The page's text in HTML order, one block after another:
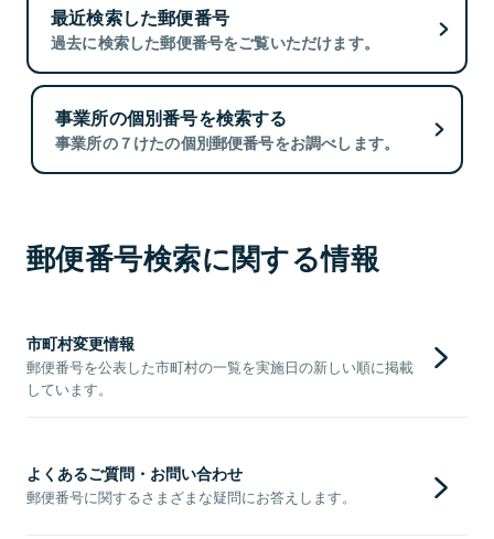
最近検索した郵便番号
過去に検索した郵便番号をご覧いただけます。
事業所の個別番号を検索する
事業所の７けたの個別郵便番号をお調べします。
郵便番号検索に関する情報
市町村変更情報
郵便番号を公表した市町村の一覧を実施日の新しい順に掲載
しています。
よくあるご質問・お問い合わせ
郵便番号に関するさまざまな疑問にお答えします。